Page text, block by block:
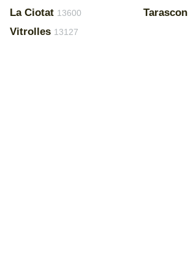
La Ciotat 13600
Vitrolles 13127
Tarascon